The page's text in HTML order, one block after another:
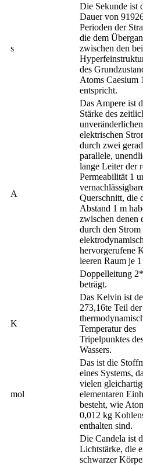
s
Die Sekunde ist
Dauer von
Perioden der
die dem
zwischen den
des
Atoms Caesium
entspricht.
A
Das Ampere ist
Stärke des
unveränderlichen
elektrischen
durch zwei
parallele,
lange Leiter der
Permeabilität 1
Querschnitt, die
Abstand 1 m
zwischen denen
durch den Strom
hervorgerufene
leeren Raum je
Doppelleitung
beträgt.
K
Das Kelvin ist
273,16te Teil der
Temperatur des
Tripelpunktes
Wassers.
mol
Das ist die
eines Systems,
vielen
elementaren
besteht, wie
0,012 kg
enthalten sind.
Die Candela ist
Lichtstärke, die
schwarzer